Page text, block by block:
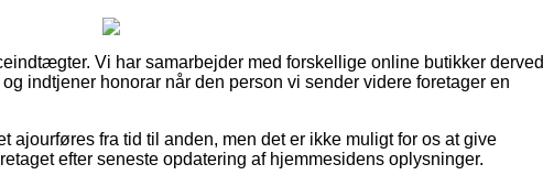
Vi har samarbejder med forskellige online butikker derved
indtjener honorar når den person vi sender videre foretager en
ajourføres fra tid til anden, men det er ikke muligt for os at give
efter seneste opdatering af hjemmesidens oplysninger.